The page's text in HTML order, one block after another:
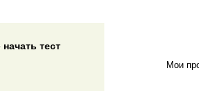
тест
Мои